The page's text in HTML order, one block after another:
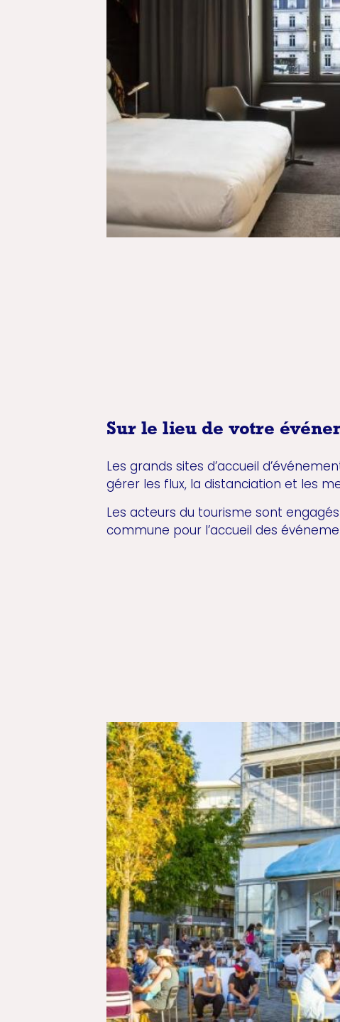
Sur le lieu de votre
Les grands sites d’accueil
gérer les flux, la distanciation et les
Les acteurs du tourisme sont
commune pour l’accueil des